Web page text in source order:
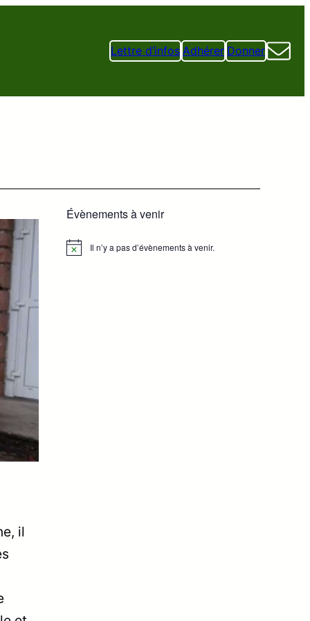
Lettre d’infos Adhérer Donner
il
Évènements à venir
Notice Il n’y a pas d’évènements à venir.